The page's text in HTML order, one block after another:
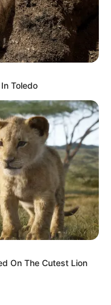
Toledo
On The Cutest Lion